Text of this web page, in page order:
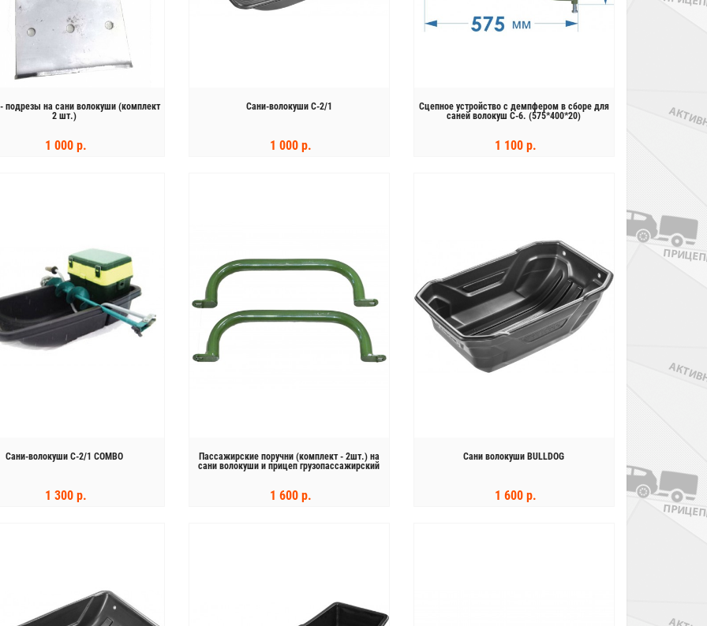
подрезы на сани волокуши (комплект
2 шт.)
1 000 р.
Сани-волокуши С-2/1
1 000 р.
Сцепное устройство с демпфером в сборе для
саней волокуш С-6. (575*400*20)
1 100 р.
Сани-волокуши С-2/1 COMBO
1 300 р.
Пассажирские поручни (комплект - 2шт.) на
сани волокуши и прицеп грузопассажирский
1 600 р.
Сани волокуши BULLDOG
1 600 р.